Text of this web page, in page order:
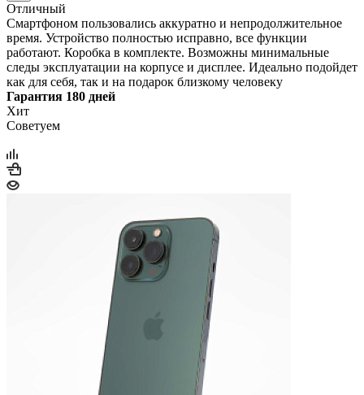
Отличный
Смартфоном пользовались аккуратно и непродолжительное
время. Устройство полностью исправно, все функции
работают. Коробка в комплекте. Возможны минимальные
следы эксплуатации на корпусе и дисплее. Идеально подойдет
как для себя, так и на подарок близкому человеку
Гарантия 180 дней
Хит
Советуем